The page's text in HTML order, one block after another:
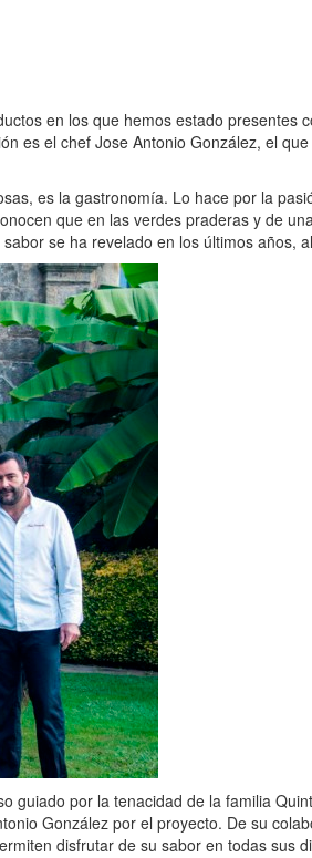
en los que hemos estado presentes
es el chef Jose Antonio González, el
es la gastronomía. Lo hace por la
que en las verdes praderas y de
se ha revelado en los últimos años,
por la tenacidad de la familia
González por el proyecto. De su
disfrutar de su sabor en todas sus